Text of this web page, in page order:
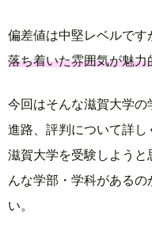
偏差値は中堅レベルです
落ち着いた雰囲気が魅力
今回はそんな滋賀大学の
進路、評判について詳し
滋賀大学を受験しよう
んな学部・学科がある
い。